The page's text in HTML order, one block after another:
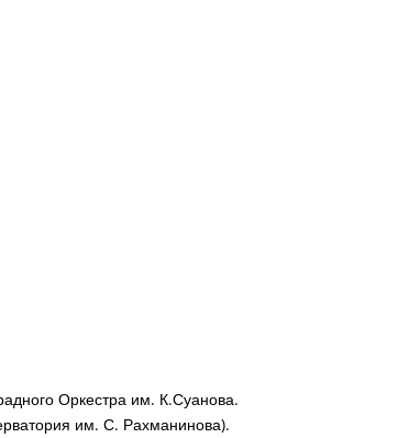
Оркестра им. К.Суанова.
им. С. Рахманинова).